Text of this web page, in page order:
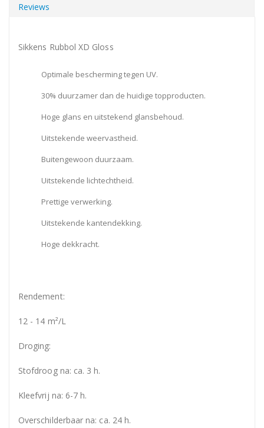
Reviews
Sikkens Rubbol XD Gloss
Optimale bescherming tegen UV.
30% duurzamer dan de huidige topproducten.
Hoge glans en uitstekend glansbehoud.
Uitstekende weervastheid.
Buitengewoon duurzaam.
Uitstekende lichtechtheid.
Prettige verwerking.
Uitstekende kantendekking.
Hoge dekkracht.
Rendement:
12 - 14 m²/L
Droging:
Stofdroog na: ca. 3 h.
Kleefvrij na: 6-7 h.
Overschilderbaar na: ca. 24 h.